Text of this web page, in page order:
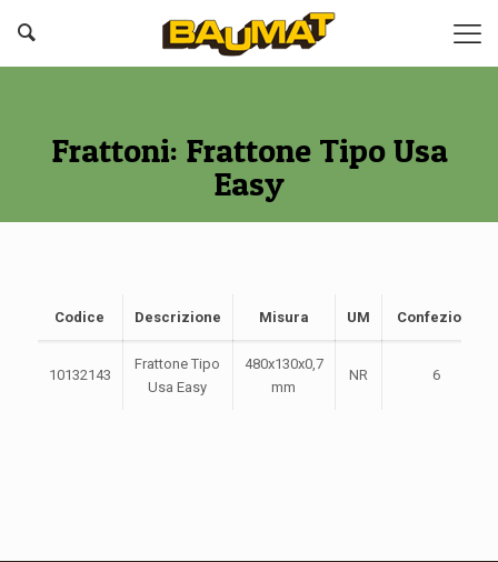
Frattoni: Frattone Tipo Usa
Easy
Codice Descrizione Misura UM Confezione
10132143
Frattone Tipo
Usa Easy
480x130x0,7
mm
NR 6